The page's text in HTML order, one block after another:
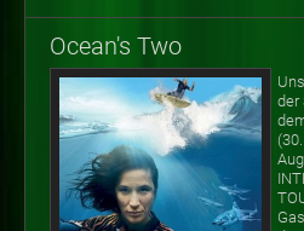
Ocean's Two
der